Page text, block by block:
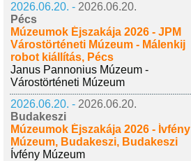
2026.06.20. - 2026.06.20.
Pécs
Múzeumok Éjszakája 2026 - JPM
Várostörténeti Múzeum - Málenkij
robot kiállítás, Pécs
Janus Pannonius Múzeum -
Várostörténeti Múzeum
2026.06.20. - 2026.06.20.
Budakeszi
Múzeumok Éjszakája 2026 - Ívfény
Múzeum, Budakeszi, Budakeszi
Ívfény Múzeum